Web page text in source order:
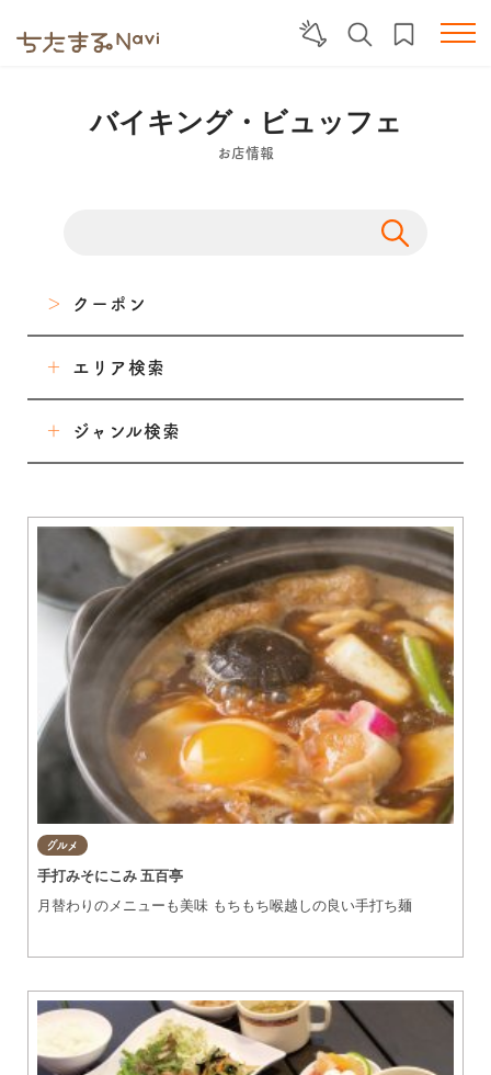
バイキング・ビュッフェ
お店情報
クーポン
エリア検索
東海市
大府市
東浦町
阿久比町
常滑市
半田市
武豊町
美浜町
南知多町
ジャンル検索
美容・健康
ショップ
住まい・暮らし
習い事・趣味
宿泊
観光・自然
遊ぶ・楽しむ
グルメ
手打みそにこみ 五百亭
月替わりのメニューも美味 もちもち喉越しの良い手打ち麺